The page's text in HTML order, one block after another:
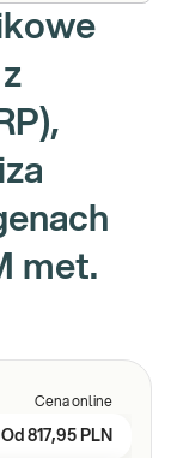
met.
Cena online
Od 817,95 PLN